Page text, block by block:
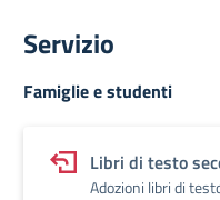
Servizio
Famiglie e studenti
Libri di testo
Adozioni libri di